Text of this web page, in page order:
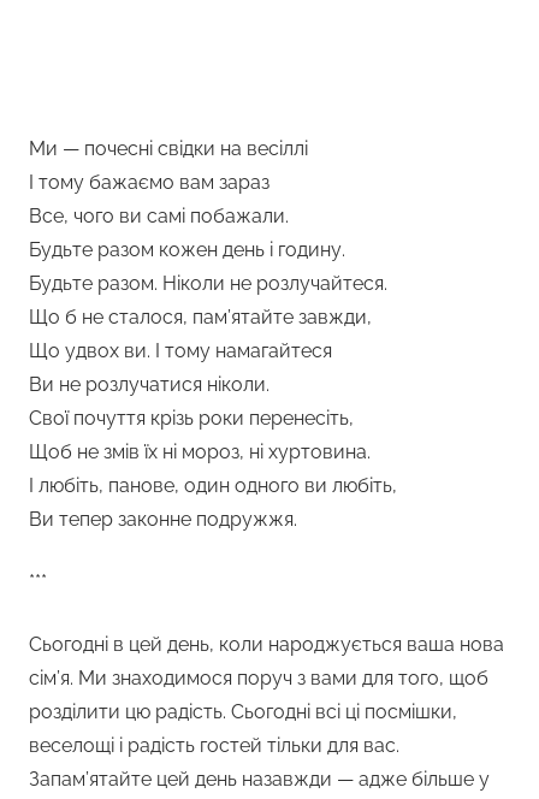
Ми — почесні свідки на весіллі
І тому бажаємо вам зараз
Все, чого ви самі побажали.
Будьте разом кожен день і годину.
Будьте разом. Ніколи не розлучайтеся.
Що б не сталося, пам’ятайте завжди,
Що удвох ви. І тому намагайтеся
Ви не розлучатися ніколи.
Свої почуття крізь роки перенесіть,
Щоб не змів їх ні мороз, ні хуртовина.
І любіть, панове, один одного ви любіть,
Ви тепер законне подружжя.
***
Сьогодні в цей день, коли народжується ваша нова
сім’я. Ми знаходимося поруч з вами для того, щоб
розділити цю радість. Сьогодні всі ці посмішки,
веселощі і радість гостей тільки для вас.
Запам’ятайте цей день назавжди — адже більше у